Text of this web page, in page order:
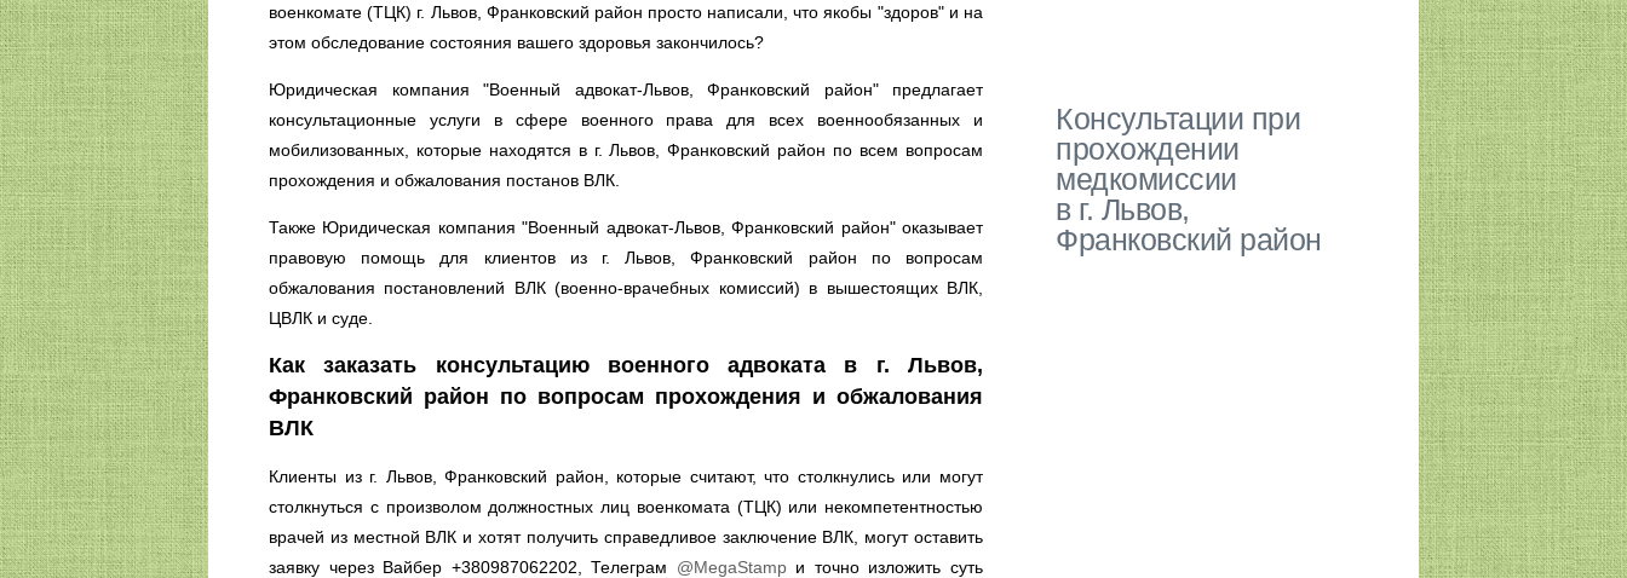
военкомате (ТЦК) г. Львов, Франковский район просто написали, что якобы "здоров" и на
этом обследование состояния вашего здоровья закончилось?
Юридическая компания "Военный адвокат-Львов, Франковский район" предлагает
консультационные услуги в сфере военного права для всех военнообязанных и
мобилизованных, которые находятся в г. Львов, Франковский район по всем вопросам
прохождения и обжалования постанов ВЛК.
Также Юридическая компания "Военный адвокат-Львов, Франковский район" оказывает
правовую помощь для клиентов из г. Львов, Франковский район по вопросам
обжалования постановлений ВЛК (военно-врачебных комиссий) в вышестоящих ВЛК,
ЦВЛК и суде.
Как заказать консультацию военного адвоката в г. Львов,
Франковский район по вопросам прохождения и обжалования
ВЛК
Клиенты из г. Львов, Франковский район, которые считают, что столкнулись или могут
столкнуться с произволом должностных лиц военкомата (ТЦК) или некомпетентностью
врачей из местной ВЛК и хотят получить справедливое заключение ВЛК, могут оставить
заявку через Вайбер +380987062202, Телеграм @MegaStampи точно изложить суть
Консультации при
прохождении
медкомиссии
в г. Львов,
Франковский район